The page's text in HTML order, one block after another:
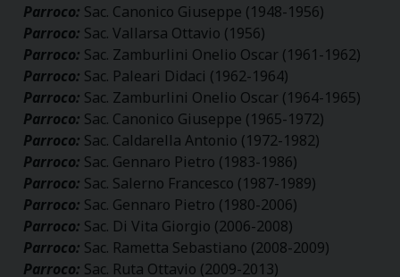
Parroco: Sac. Canonico Giuseppe (1948-1956)
Parroco: Sac. Vallarsa Ottavio (1956)
Parroco: Sac. Zamburlini Onelio Oscar (1961-1962)
Parroco: Sac. Paleari Didaci (1962-1964)
Parroco: Sac. Zamburlini Onelio Oscar (1964-1965)
Parroco: Sac. Canonico Giuseppe (1965-1972)
Parroco: Sac. Caldarella Antonio (1972-1982)
Parroco: Sac. Gennaro Pietro (1983-1986)
Parroco: Sac. Salerno Francesco (1987-1989)
Parroco: Sac. Gennaro Pietro (1980-2006)
Parroco: Sac. Di Vita Giorgio (2006-2008)
Parroco: Sac. Rametta Sebastiano (2008-2009)
Parroco: Sac. Ruta Ottavio (2009-2013)